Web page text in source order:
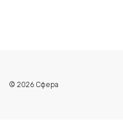
© 2026 Сфера